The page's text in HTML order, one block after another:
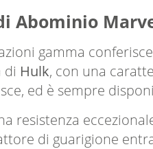
Abominio
gamma
di Hulk, con una
ed è sempre
resistenza
di guarigione